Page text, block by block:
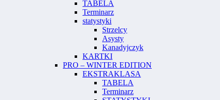
TABELA
Terminarz
statystyki
Strzelcy
Asysty
Kanadyjczyk
KARTKI
PRO – WINTER EDITION
EKSTRAKLASA
TABELA
Terminarz